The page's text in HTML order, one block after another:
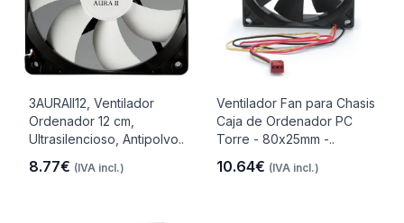
3AURAII12, Ventilador
Ordenador 12 cm,
Ultrasilencioso, Antipolvo..
8.77€ (IVA incl.)
Ventilador Fan para Chasis
Caja de Ordenador PC
Torre - 80x25mm -..
10.64€ (IVA incl.)